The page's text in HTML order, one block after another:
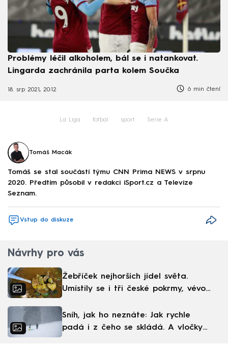
Problémy léčil alkoholem, bál se i natankovat.
Lingarda zachránila parta kolem Součka
18. srp 2021, 20:12 6 min čtení
La Liga fotbal sport Serie A
Tomáš Macák
Tomáš se stal součástí týmu CNN Prima NEWS v srpnu
2020. Předtím působil v redakci iSport.cz a Televize
Seznam.
Vstup do diskuze
Návrhy pro vás
Žebříček nejhorších jídel světa.
Umístily se i tři české pokrmy, vévodí
Sníh, jak ho neznáte: Jak rychle
padá i z čeho se skládá. A vločky